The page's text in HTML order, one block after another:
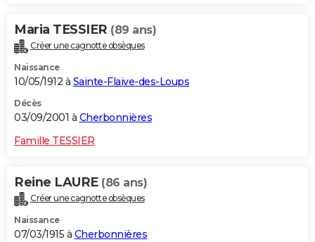
Maria TESSIER (89 ans)
Créer une cagnotte obsèques
Naissance
10/05/1912 à Sainte-Flaive-des-Loups
Décès
03/09/2001 à Cherbonnières
Famille TESSIER
Reine LAURE (86 ans)
Créer une cagnotte obsèques
Naissance
07/03/1915 à Cherbonnières